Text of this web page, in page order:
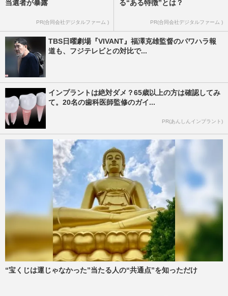
当選者が暴露
PR(合同会社デジタルファーム )
る“ある特徴”とは？
PR(合同会社デジタルファーム )
TBS日曜劇場『VIVANT』福澤克雄監督のパワハラ報
道も、フジテレビとの対比で...
インプラントは絶対ダメ？65歳以上の方は確認してみ
て。20名の歯科医師監修のガイ...
PR(あんしんインプラント)
“宝くじは運じゃなかった”当たる人の“共通点”を知っただけ